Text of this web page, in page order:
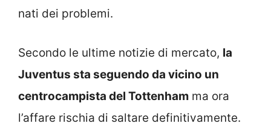
nati dei problemi.
Secondo le ultime notizie di mercato, la
Juventus sta seguendo da vicino un
centrocampista del Tottenham ma ora
l’affare rischia di saltare definitivamente.